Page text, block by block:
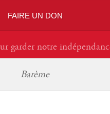
FAIRE UN DON
garder notre
Barème